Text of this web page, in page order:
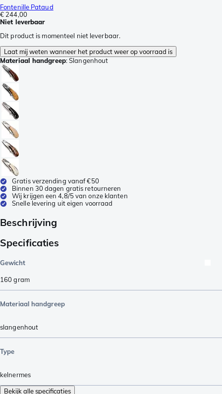
Fontenille Pataud
€ 244,00
Niet leverbaar
Dit product is momenteel niet leverbaar.
Laat mij weten wanneer het product weer op voorraad is
Materiaal handgreep:Slangenhout
Gratis verzending vanaf €50
Binnen 30 dagen gratis retourneren
Wij krijgen een 4,8/5 van onze klanten
Snelle levering uit eigen voorraad
Beschrijving
Specificaties
Gewicht
160gram
Materiaal handgreep
slangenhout
Type
kelnermes
Bekijk alle specificaties